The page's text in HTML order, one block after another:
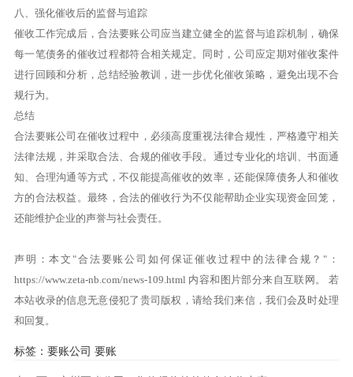
八、强化催收后的监督与追踪
催收工作完成后，合法要账公司应当建立健全的监督与追踪机制，确保
每一笔债务的催收过程都符合相关规定。同时，公司应定期对催收案件
进行回顾和分析，总结经验教训，进一步优化催收策略，避免出现不合
规行为。
总结
合法要账公司在催收过程中，必须高度重视法律合规性，严格遵守相关
法律法规，并采取合法、合规的催收手段。通过专业化的培训、书面通
知、合理沟通等方式，不仅能提高催收的效率，还能保障债务人和催收
方的合法权益。最终，合法的催收行为不仅能帮助企业实现资金回笼，
还能维护企业的声誉与社会责任。
声明：本文"合法要账公司如何保证催收过程中的法律合规？"：
https://www.zeta-nb.com/news-109.html 内容和图片部分来自互联网。 若
本站收录的信息无意侵犯了贵司版权，请给我们来信，我们会及时处理
和回复。
标签： 要账公司 要账